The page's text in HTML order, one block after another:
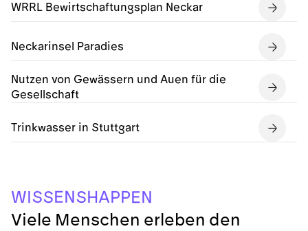
WRRL Bewirtschaftungsplan Neckar
Neckarinsel Paradies
Nutzen von Gewässern und Auen für die
Gesellschaft
Trinkwasser in Stuttgart
WISSENSHAPPEN
Viele Menschen erleben den